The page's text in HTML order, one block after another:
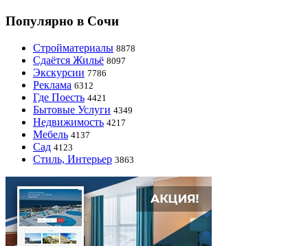
Популярно в Сочи
Стройматериалы 8878
Сдаётся Жильё 8097
Экскурсии 7786
Реклама 6312
Где Поесть 4421
Бытовые Услуги 4349
Недвижимость 4217
Мебель 4137
Сад 4123
Стиль, Интерьер 3863